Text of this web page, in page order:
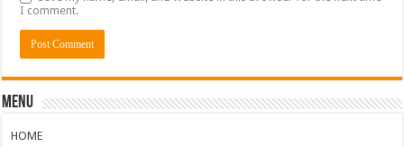
I comment.
Menu
HOME